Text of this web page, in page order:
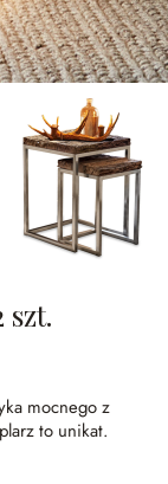
szt.
mocnego z
to unikat.